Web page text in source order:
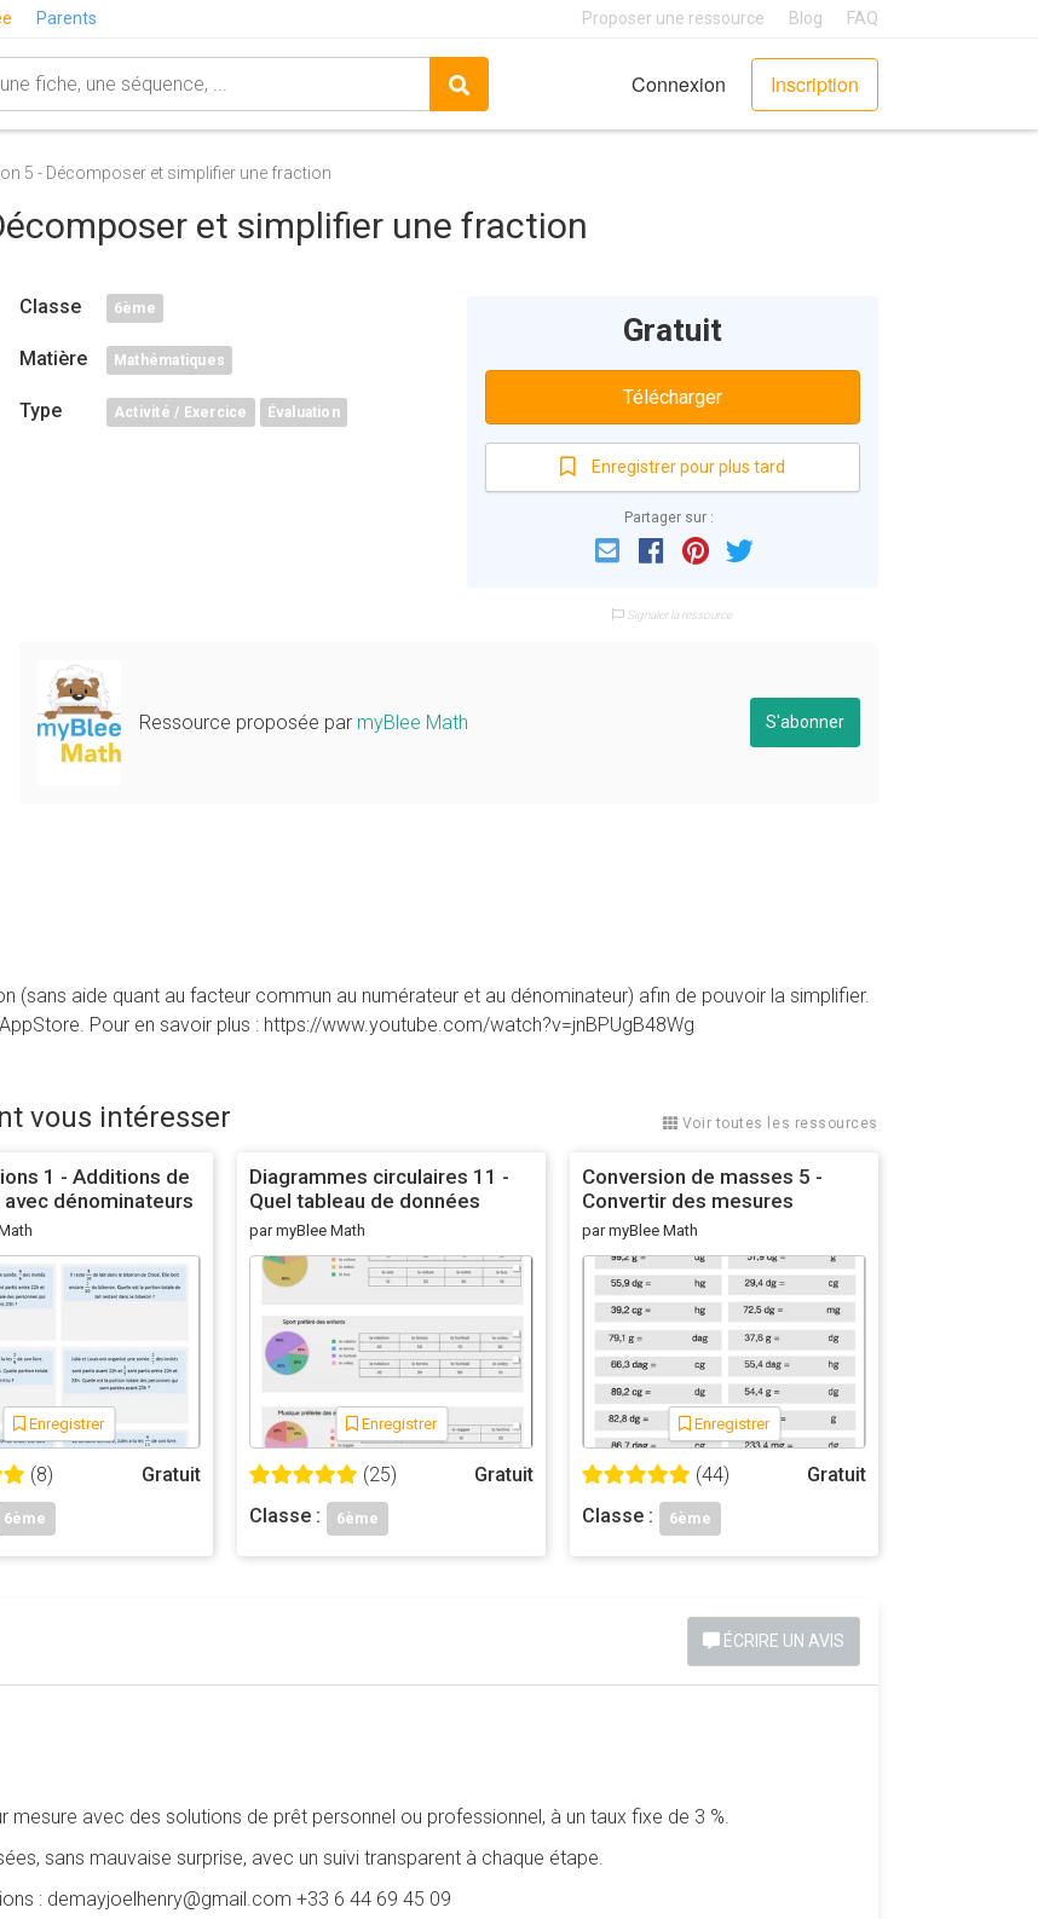
Parents Proposer une ressource Blog FAQ
Connexion Inscription
5 - Décomposer et simplifier une fraction
et simplifier une fraction
Classe 6ème
Matière Mathématiques
Type Activité / Exercice Évaluation
Gratuit
Télécharger
Enregistrer pour plus tard
Partager sur :
EmailFacebook
Pinterest
Signaler la ressource
Ressource proposée par myBlee Math S'abonner
(sans aide quant au facteur commun au numérateur et au dénominateur) afin de pouvoir la simplifier.
Pour en savoir plus : https://www.youtube.com/watch?v=jnBPUgB48Wg
Voir toutes les ressources
vous intéresser
1 - Additions de
dénominateurs
-6e
Enregistrer
(8)
Gratuit
6ème
Diagrammes circulaires 11 -
Quel tableau de données
correspond à ce graphique ?
par myBlee Math
Enregistrer
(25)
Gratuit
Classe :
6ème
Conversion de masses 5 -
Convertir des mesures
par myBlee Math
Enregistrer
(44)
Gratuit
Classe :
6ème
ÉCRIRE UN AVIS
avec des solutions de prêt personnel ou professionnel, à un taux fixe de 3 %.
sans mauvaise surprise, avec un suivi transparent à chaque étape.
: demayjoelhenry@gmail.com +33 6 44 69 45 09